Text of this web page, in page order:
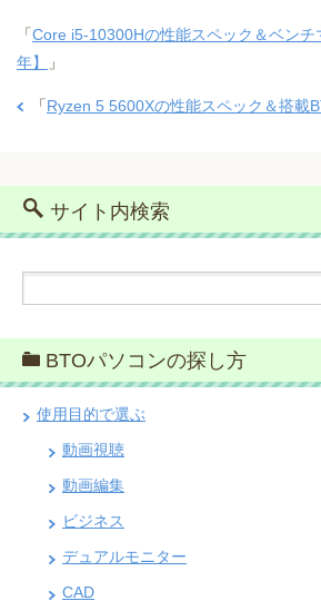
「Core i5-10300Hの性能スペック＆ベンチ
年】
」
「Ryzen 5 5600Xの性能スペック＆搭載
サイト内検索
BTOパソコンの探し方
使用目的で選ぶ
動画視聴
動画編集
ビジネス
デュアルモニター
CAD